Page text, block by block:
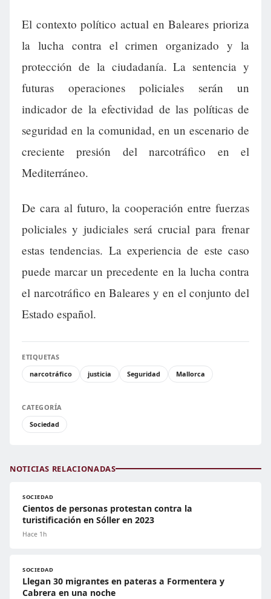
El contexto político actual en Baleares prioriza
la lucha contra el crimen organizado y la
protección de la ciudadanía. La sentencia y
futuras operaciones policiales serán un
indicador de la efectividad de las políticas de
seguridad en la comunidad, en un escenario de
creciente presión del narcotráfico en el
Mediterráneo.
De cara al futuro, la cooperación entre fuerzas
policiales y judiciales será crucial para frenar
estas tendencias. La experiencia de este caso
puede marcar un precedente en la lucha contra
el narcotráfico en Baleares y en el conjunto del
Estado español.
ETIQUETAS
narcotráfico
justicia Seguridad Mallorca
CATEGORÍA
Sociedad
NOTICIAS RELACIONADAS
SOCIEDAD
Cientos de personas protestan contra la
turistificación en Sóller en 2023
Hace 1h
SOCIEDAD
Llegan 30 migrantes en pateras a Formentera y
Cabrera en una noche